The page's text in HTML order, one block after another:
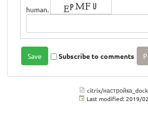
human.
Subscribe to comments
citrix/
Last modified: 2019/